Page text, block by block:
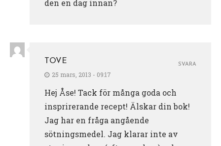
den en dag innan?
TOVE
25 mars, 2013 - 09:17
Hej Åse! Tack för många goda och
insprirerande recept! Älskar din bok!
Jag har en fråga angående
sötningsmedel. Jag klarar inte av
SVARA